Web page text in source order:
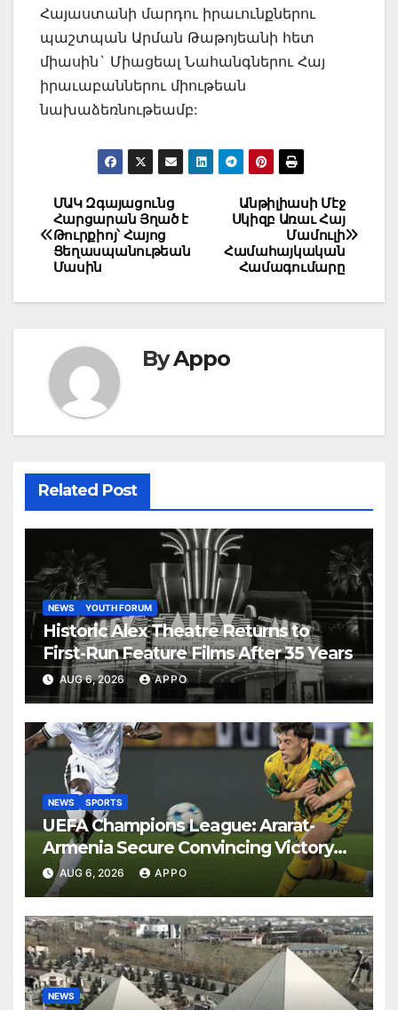
Հայաստանի մարդու իրաւունքներու
պաշտպան Արման Թաթոյեանի հետ
միասին` Միացեալ Նահանգներու Հայ
իրաւաբաններու միութեան
նախաձեռնութեամբ:
Post
navigation
Անթիլիասի Մէջ
Սկիզբ Առաւ Հայ
Մամուլի
Համահայկական
Համագումարը
ՄԱԿ Զգայացունց
Հարցարան Յղած է
Թուրքիոյ՝ Հայոց
Ցեղասպանութեան
Մասին
ByAppo
Related Post
NEWS YOUTH FORUM
Historic Alex Theatre Returns to
First-Run Feature Films After 35 Years
AUG 6, 2026 APPO
NEWS SPORTS
UEFA Champions League: Ararat-
Armenia Secure Convincing Victory
Over Shamrock Rovers 2-0
AUG 6, 2026 APPO
NEWS